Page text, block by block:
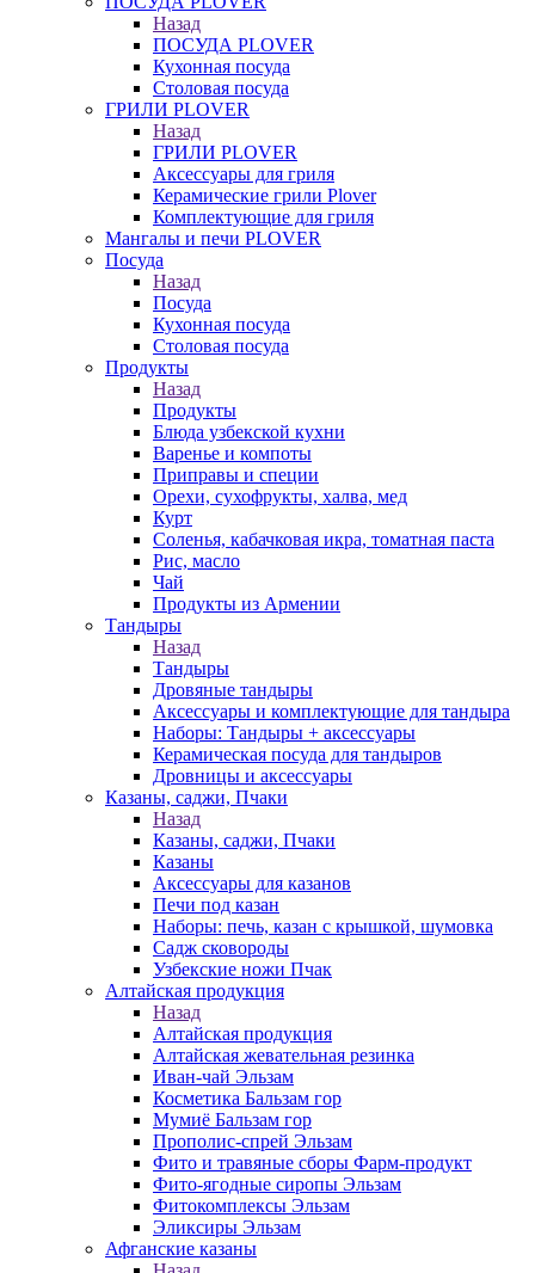
Назад
ПОСУДА PLOVER
Кухонная посуда
Столовая посуда
ГРИЛИ PLOVER
Назад
ГРИЛИ PLOVER
Аксессуары для гриля
Керамические грили Plover
Комплектующие для гриля
Мангалы и печи PLOVER
Посуда
Назад
Посуда
Кухонная посуда
Столовая посуда
Продукты
Назад
Продукты
Блюда узбекской кухни
Варенье и компоты
Приправы и специи
Орехи, сухофрукты, халва, мед
Курт
Соленья, кабачковая икра, томатная паста
Рис, масло
Чай
Продукты из Армении
Тандыры
Назад
Тандыры
Дровяные тандыры
Аксессуары и комплектующие для тандыра
Наборы: Тандыры + аксессуары
Керамическая посуда для тандыров
Дровницы и аксессуары
Казаны, саджи, Пчаки
Назад
Казаны, саджи, Пчаки
Казаны
Аксессуары для казанов
Печи под казан
Наборы: печь, казан с крышкой, шумовка
Садж сковороды
Узбекские ножи Пчак
Алтайская продукция
Назад
Алтайская продукция
Алтайская жевательная резинка
Иван-чай Эльзам
Косметика Бальзам гор
Мумиё Бальзам гор
Прополис-спрей Эльзам
Фито и травяные сборы Фарм-продукт
Фито-ягодные сиропы Эльзам
Фитокомплексы Эльзам
Эликсиры Эльзам
Афганские казаны